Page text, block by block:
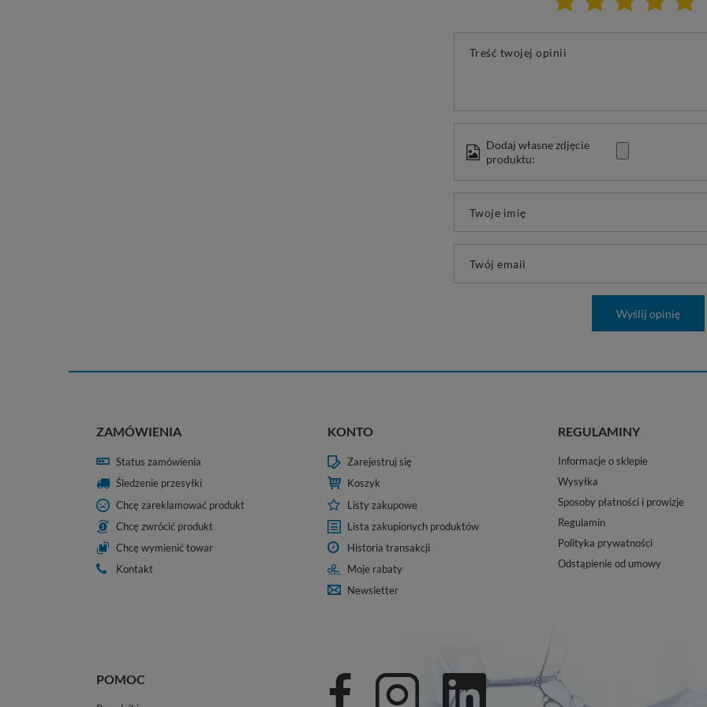
Treść twojej opinii
Dodaj własne zdjęcie
produktu:
Twoje imię
Twój email
Wyślij opinię
ZAMÓWIENIA
Status zamówienia
Śledzenie przesyłki
Chcę zareklamować produkt
Chcę zwrócić produkt
Chcę wymienić towar
Kontakt
KONTO
Zarejestruj się
Koszyk
Listy zakupowe
Lista zakupionych produktów
Historia transakcji
Moje rabaty
Newsletter
REGULAMINY
Informacje o sklepie
Wysyłka
Sposoby płatności i prowizje
Regulamin
Polityka prywatności
Odstąpienie od umowy
POMOC